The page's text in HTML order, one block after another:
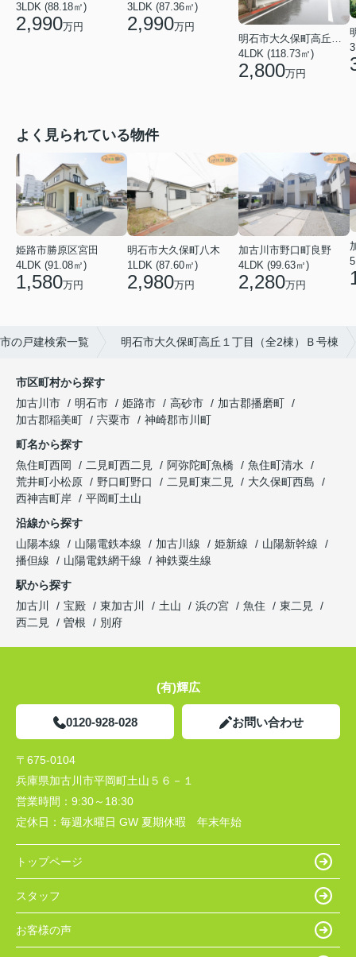
3LDK (88.18㎡)
2,990万円
3LDK (87.36㎡)
2,990万円
4LDK (118.73㎡)
2,800万円
よく見られている物件
姫路市勝原区宮田
4LDK (91.08㎡)
1,580万円
明石市大久保町八木
1LDK (87.60㎡)
2,980万円
加古川市野口町良野
4LDK (99.63㎡)
2,280万円
の戸建検索一覧 明石市大久保町高丘１丁目（全2棟）Ｂ号棟
市区町村から探す
加古川市
明石市 姫路市 高砂市
加古郡播磨町
加古郡稲美町
宍粟市
神崎郡市川町
町名から探す
魚住町西岡
二見町西二見 阿弥陀町魚橋
魚住町清水
荒井町小松原
野口町野口 二見町東二見
大久保町西島
西神吉町岸
平岡町土山
沿線から探す
山陽本線
山陽電鉄本線 加古川線 姫新線
山陽新幹線
播但線
山陽電鉄網干線
神鉄粟生線
駅から探す
加古川
宝殿 東加古川 土山 浜の宮 魚住
東二見
西二見
曽根 別府
(有)輝広
0120-928-028 お問い合わせ
〒675-0104
兵庫県加古川市平岡町土山５６－１
営業時間： 9:30～18:30
定休日： 毎週水曜日 GW 夏期休暇 年末年始
トップページ
スタッフ
お客様の声